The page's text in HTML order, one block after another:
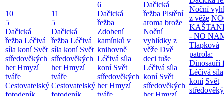
10
5
Dačická
řežba Léčivá
síla koní Svět
středověkých
her Hmyzí
tváře
Cestovatelský
11
5
Dačická
řežba Léčivá
síla koní Svět
středověkých
her Hmyzí
tváře
Cestovatelský
6
Dačická
řežba
Zdobení
kamínků v
knihovně
Léčivá síla
koní Svět
středověkých
her Hmyzí
Dačická
řežba Plstění
aroma brože
Noční
vyhlídky z
věže Dvě
deci tuše
Léčivá síla
koní Svět
středověkých
Noční
z věže
- NO
Tlapková
patrola:
Dinosauří
Léčivá síla
koní Svět